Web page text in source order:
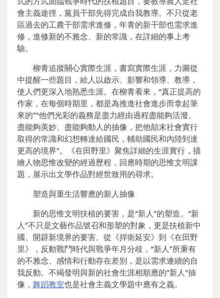
會主義途徑，黨員干部先得完成自我教導。不只從老
區過去的工農干部需求進修，年青的新干部也需求進
修，進修新的不雅念、新的常識，在詳細的事上考
驗。
柳青追蹤關心實際生涯，書寫實際生涯，力圖從
中提醒一些題目，給人以啟示、影響和領導、教導，
使人們更深入地熟悉生涯。在柳青看來，“真正提高的
作家，在每個時期里，都是為推進社會進步而拿起筆
來的”“他們光彩的義務是盡力經由過程盡能夠活潑、
盡能夠美妙、盡能夠動人的抽像，把他顛末社會實行
取得的常識和幻想轉達給國民，輔助國民和內陸到達
更高的境界”。《在田野里》聚焦詳細的生涯實行，描
繪人物思惟改變的經過歷程，回應時期的思惟文明課
題，展示出文學作品對經世致用的尋求。
塑造與重生活響應的新人抽像
新的思惟文明扶植的要害，是“新人”的塑造。“新
人”不只是文藝作品號召和形塑的對象，更是扶植新中
國、開辟新境界的要害。從《捍衛延安》到《在田野
里》，反動戰鬥時代與戰爭年月分歧，“新人”所秉有
的不雅念、感情和行動存在差別，是以需求連續的自
我反動。不竭發明與新的社會生涯相順應的“新人”抽
像， 舞蹈教室也是社會主義文學題中應有之義。